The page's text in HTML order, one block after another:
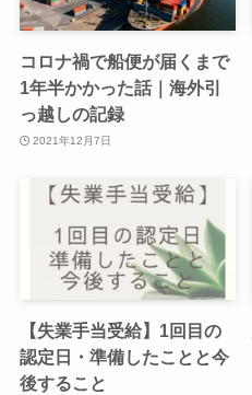
コロナ禍で船便が届くまで
1年半かかった話｜海外引
っ越しの記録
2021年12月7日
【失業手当受給】1回目の
認定日・準備したことと今
後すること